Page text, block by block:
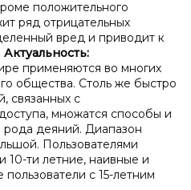
положительного
ряд отрицательных
вред и приводит к
Актуальность:
применяются во многих
общества. Столь же быстро
связанных с
множатся способы и
деяний. Диапазон
Пользователями
10-ти летние, наивные и
с 15-летним